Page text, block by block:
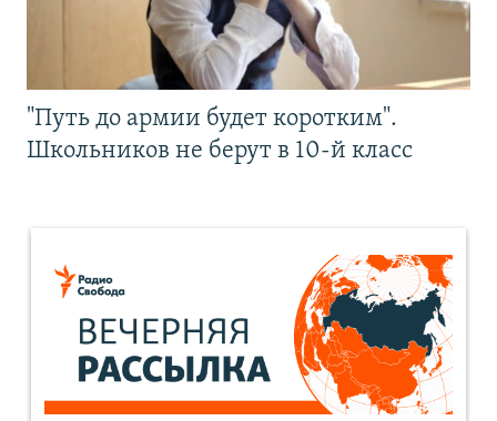
"Путь до армии будет коротким".
Школьников не берут в 10-й класс